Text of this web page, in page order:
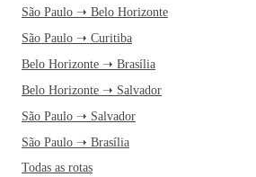
São Paulo ➝ Belo Horizonte
São Paulo ➝ Curitiba
Belo Horizonte ➝ Brasília
Belo Horizonte ➝ Salvador
São Paulo ➝ Salvador
São Paulo ➝ Brasília
Todas as rotas